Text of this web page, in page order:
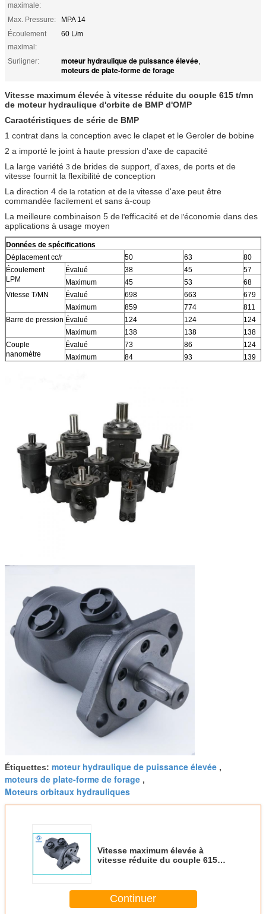
maximale:
Max. Pressure:
MPA 14
Écoulement
maximal:
60 L/m
Surligner: moteur hydraulique de puissance élevée,
moteurs de plate-forme de forage
Vitesse maximum élevée à vitesse réduite du couple 615 t/mn
de moteur hydraulique d'orbite de BMP d'OMP
Caractéristiques de série de BMP
1 contrat dans la conception avec le clapet et le Geroler de bobine
2 a importé le joint à haute pression d'axe de capacité
La large variété 3 de brides de support, d'axes, de ports et de
vitesse fournit la flexibilité de conception
La direction 4 de la rotation et de la vitesse d'axe peut être
commandée facilement et sans à-coup
La meilleure combinaison 5 de l'efficacité et de l'économie dans des
applications à usage moyen
Données de spécifications
Déplacement cc/r
50 63
80
Écoulement
LPM
Évalué 38 45
57
Maximum
45 53
68
Vitesse T/MN
Évalué 698 663
679
Maximum
859 774
811
Barre de pression Évalué 124 124
124
Maximum
138 138
138
Couple
nanomètre
Évalué 73 86
124
Maximum
84 93
139
Étiquettes: moteur hydraulique de puissance élevée ,
moteurs de plate-forme de forage ,
Moteurs orbitaux hydrauliques
Vitesse maximum élevée à
vitesse réduite du couple 615
Continuer